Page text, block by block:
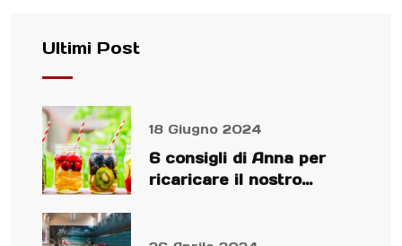
Ultimi Post
18 Giugno 2024
6 consigli di Anna per
ricaricare il nostro